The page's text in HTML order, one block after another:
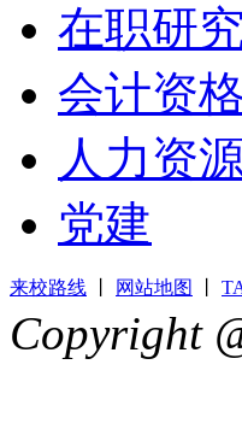
在职研
会计资
人力资
党建
来校路线 网站地图
Copyright